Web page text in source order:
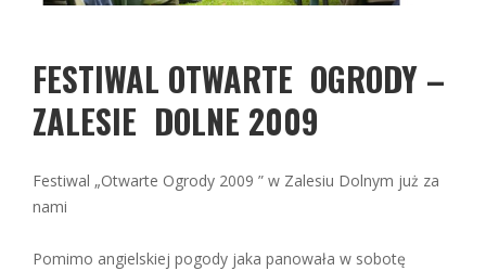
FESTIWAL OTWARTE OGRODY –
ZALESIE DOLNE 2009
Festiwal „Otwarte Ogrody 2009 ” w Zalesiu Dolnym już za
nami
Pomimo angielskiej pogody jaka panowała w sobotę